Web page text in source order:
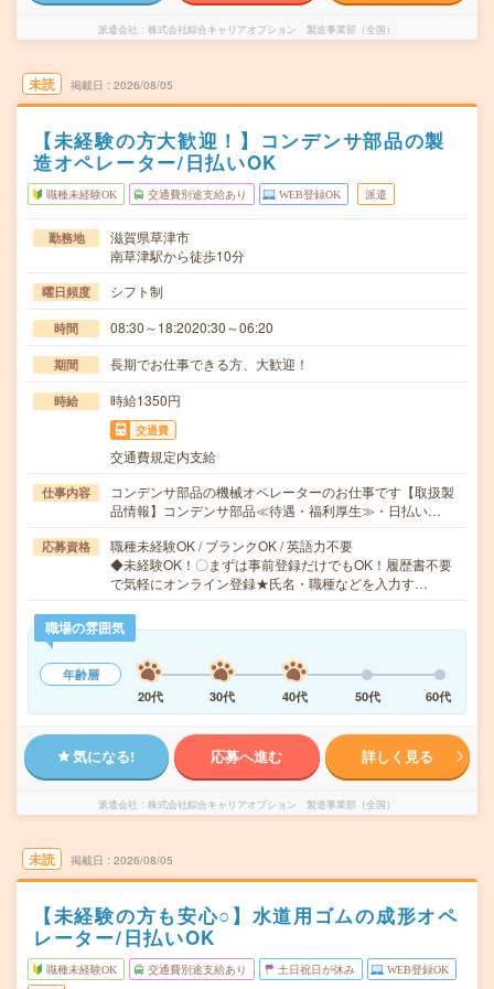
派遣会社 株式会社綜合キャリアオプション 製造事業部（全国）
未読 掲載日 2026/08/05
【未経験の方大歓迎！】コンデンサ部品の製
造オペレーター/日払いOK
職種未経験OK 交通費別途支給あり WEB登録OK 派遣
勤務地
滋賀県草津市
南草津駅から徒歩10分
曜日頻度 シフト制
時間 08:30～18:2020:30～06:20
期間 長期でお仕事できる方、大歓迎！
時給 時給1350円
交通費
交通費規定内支給
仕事内容
コンデンサ部品の機械オペレーターのお仕事です【取扱製
品情報】コンデンサ部品≪待遇・福利厚生≫・日払い…
応募資格
職種未経験OK / ブランクOK / 英語力不要
◆未経験OK！〇まずは事前登録だけでもOK！履歴書不要
で気軽にオンライン登録★氏名・職種などを入力す…
職場の雰囲気
年齢層
20代
30代 40代 50代 60代
気になる! 応募へ進む 詳しく見る
派遣会社 株式会社綜合キャリアオプション 製造事業部（全国）
未読 掲載日 2026/08/05
【未経験の方も安心○】水道用ゴムの成形オペ
レーター/日払いOK
職種未経験OK 交通費別途支給あり 土日祝日が休み WEB登録OK